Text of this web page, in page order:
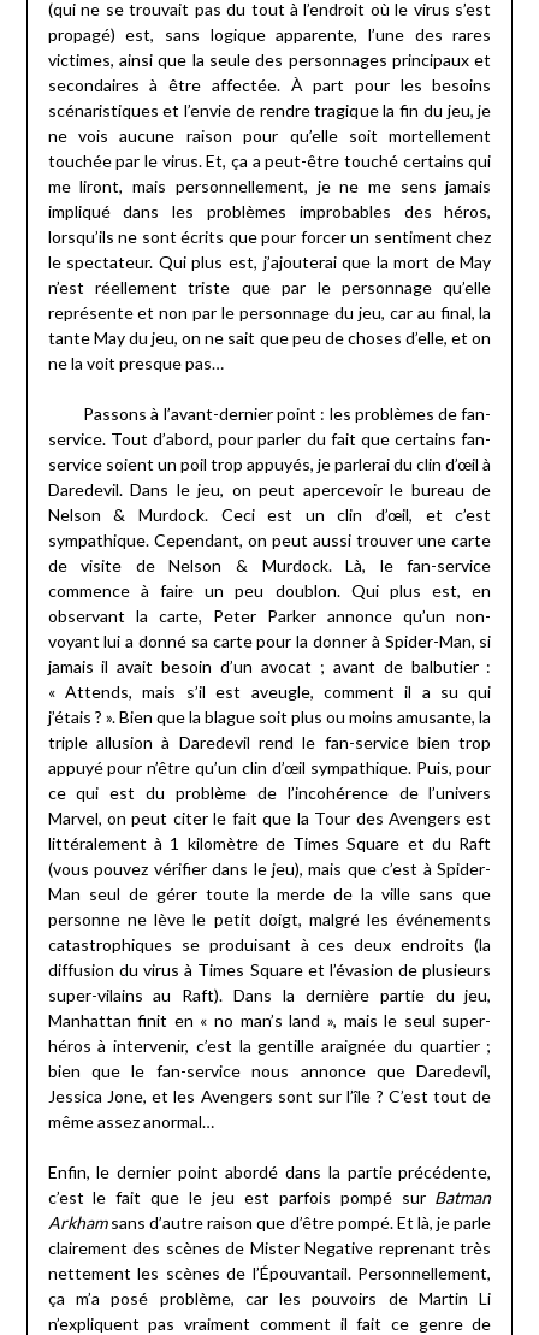
(qui ne se trouvait pas du tout à l’endroit où le virus s’est
propagé) est, sans logique apparente, l’une des rares
victimes, ainsi que la seule des personnages principaux et
secondaires à être affectée. À part pour les besoins
scénaristiques et l’envie de rendre tragique la fin du jeu, je
ne vois aucune raison pour qu’elle soit mortellement
touchée par le virus. Et, ça a peut-être touché certains qui
me liront, mais personnellement, je ne me sens jamais
impliqué dans les problèmes improbables des héros,
lorsqu’ils ne sont écrits que pour forcer un sentiment chez
le spectateur. Qui plus est, j’ajouterai que la mort de May
n’est réellement triste que par le personnage qu’elle
représente et non par le personnage du jeu, car au final, la
tante May du jeu, on ne sait que peu de choses d’elle, et on
ne la voit presque pas…
Passons à l’avant-dernier point : les problèmes de fan-
service. Tout d’abord, pour parler du fait que certains fan-
service soient un poil trop appuyés, je parlerai du clin d’œil à
Daredevil. Dans le jeu, on peut apercevoir le bureau de
Nelson & Murdock. Ceci est un clin d’œil, et c’est
sympathique. Cependant, on peut aussi trouver une carte
de visite de Nelson & Murdock. Là, le fan-service
commence à faire un peu doublon. Qui plus est, en
observant la carte, Peter Parker annonce qu’un non-
voyant lui a donné sa carte pour la donner à Spider-Man, si
jamais il avait besoin d’un avocat ; avant de balbutier :
« Attends, mais s’il est aveugle, comment il a su qui
j’étais ? ». Bien que la blague soit plus ou moins amusante, la
triple allusion à Daredevil rend le fan-service bien trop
appuyé pour n’être qu’un clin d’œil sympathique. Puis, pour
ce qui est du problème de l’incohérence de l’univers
Marvel, on peut citer le fait que la Tour des Avengers est
littéralement à 1 kilomètre de Times Square et du Raft
(vous pouvez vérifier dans le jeu), mais que c’est à Spider-
Man seul de gérer toute la merde de la ville sans que
personne ne lève le petit doigt, malgré les événements
catastrophiques se produisant à ces deux endroits (la
diffusion du virus à Times Square et l’évasion de plusieurs
super-vilains au Raft). Dans la dernière partie du jeu,
Manhattan finit en « no man’s land », mais le seul super-
héros à intervenir, c’est la gentille araignée du quartier ;
bien que le fan-service nous annonce que Daredevil,
Jessica Jone, et les Avengers sont sur l’île ? C’est tout de
même assez anormal…
Enfin, le dernier point abordé dans la partie précédente,
c’est le fait que le jeu est parfois pompé sur Batman
Arkhamsans d’autre raison que d’être pompé. Et là, je parle
clairement des scènes de Mister Negative reprenant très
nettement les scènes de l’Épouvantail. Personnellement,
ça m’a posé problème, car les pouvoirs de Martin Li
n’expliquent pas vraiment comment il fait ce genre de